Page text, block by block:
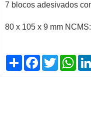
7 blocos adesivados
80 x 105 x 9 mm
Compartilhar
Facebook
Twitter